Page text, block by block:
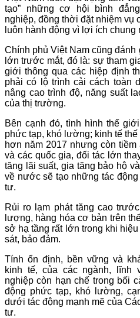
tạo” những cơ hội bình
nghiệp, đồng thời đặt nhiệm vụ
luôn hành động vì lợi ích
Chính phủ Việt Nam cũng
lớn trước mắt, đó là: sự tham
giới thông qua các hiệp định
phải có lộ trình cải cách toàn
nâng cao trình độ, năng suất
của thị trường.
Bên cạnh đó, tình hình thế
phức tạp, khó lường; kinh tế
hơn năm 2017 nhưng còn
và các quốc gia, đối tác lớn
tăng lãi suất, gia tăng bảo hộ
về nước sẽ tạo những tác
tư.
Rủi ro lạm phát tăng cao
lượng, hàng hóa cơ bản trên
sở hạ tầng rất lớn trong khi
sát, bảo đảm.
Tính ổn định, bền vững và
kinh tế, của các ngành, lĩnh
nghiệp còn hạn chế trong bối
động phức tạp, khó lường,
dưới tác động mạnh mẽ của
tư.